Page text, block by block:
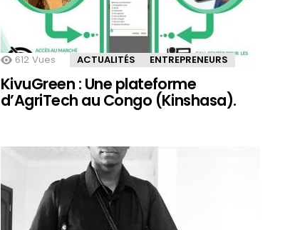
612 Vues ACTUALITÉS ENTREPRENEURS
KivuGreen : Une plateforme
d’AgriTech au Congo (Kinshasa).